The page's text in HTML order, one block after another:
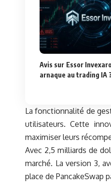
Avis sur Essor
arnaque au trading IA
La fonctionnalité de
utilisateurs. Cette
maximiser leurs
Avec 2,5 milliards de
marché. La version 3,
place de PancakeSwap